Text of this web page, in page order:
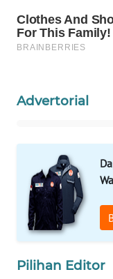
Advertorial
Pilihan Editor
WAHANA
ADVOKAT
WAHANA
LISTRIK
WAHANA
TRAVEL